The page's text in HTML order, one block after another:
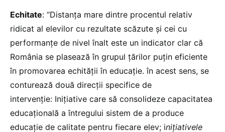
Echitate: “Distanța mare dintre procentul relativ
ridicat al elevilor cu rezultate scăzute și cei cu
performanțe de nivel înalt este un indicator clar că
România se plasează în grupul țărilor puțin eficiente
în promovarea echității în educație. în acest sens, se
conturează două direcții specifice de
intervenție: Inițiative care să consolideze capacitatea
educațională a întregului sistem de a produce
educație de calitate pentru fiecare elev; inițiativele